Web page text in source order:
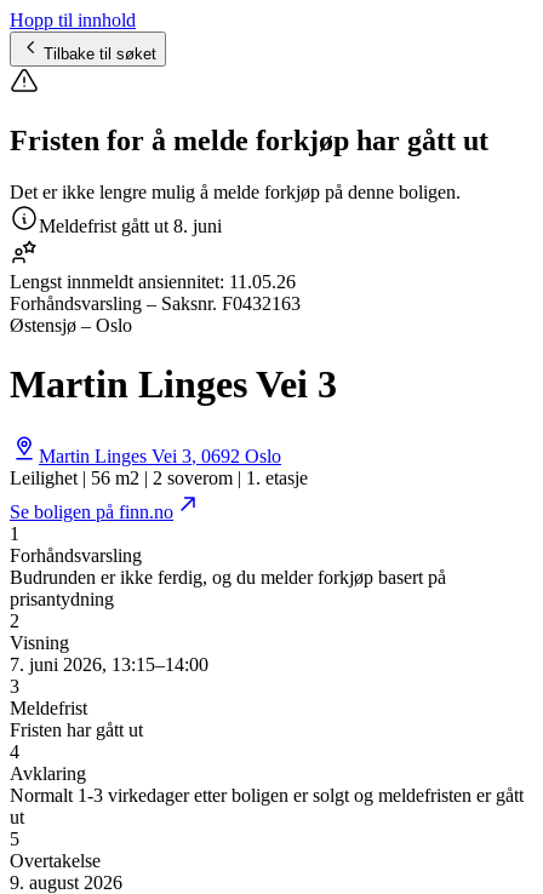
Hopp til innhold
Tilbake til søket
Fristen for å melde forkjøp har gått ut
Det er ikke lengre mulig å melde forkjøp på denne boligen.
Meldefrist gått ut 8. juni
Lengst innmeldt ansiennitet: 11.05.26
Forhåndsvarsling – Saksnr. F0432163
Østensjø – Oslo
Martin Linges Vei 3
Martin Linges Vei 3, 0692 Oslo
Leilighet | 56 m2 | 2 soverom | 1. etasje
Se boligen på finn.no
1
Forhåndsvarsling
Budrunden er ikke ferdig, og du melder forkjøp basert på
prisantydning
2
Visning
7. juni 2026, 13:15–14:00
3
Meldefrist
Fristen har gått ut
4
Avklaring
Normalt 1-3 virkedager etter boligen er solgt og meldefristen er gått
ut
5
Overtakelse
9. august 2026